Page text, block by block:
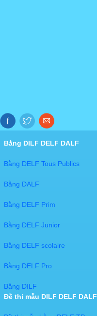
Bằng DILF DELF DALF
Bằng DELF Tous Publics
Bằng DALF
Bằng DELF Prim
Bằng DELF Junior
Bằng DELF scolaire
Bằng DELF Pro
Bằng DILF
Đề thi mẫu DILF DELF DALF